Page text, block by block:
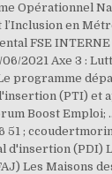
Opérationnel
en
FSE INTERNE
06/2021 Axe 3 :
programme
(PTI) et
Boost Emploi;
51 ;
d'insertion (PDI)
Les Maisons